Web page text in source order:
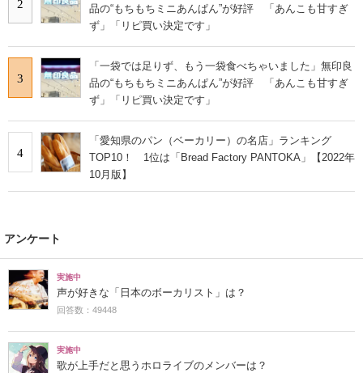
2
品の“もちもちミニあんぱん”が好評 「あんこも甘すぎ
ず」「リピ買い決定です」
3
「一袋では足りず、もう一袋食べちゃいました」無印良
品の“もちもちミニあんぱん”が好評 「あんこも甘すぎ
ず」「リピ買い決定です」
4
「愛知県のパン（ベーカリー）の名店」ランキング
TOP10！ 1位は「Bread Factory PANTOKA」【2022年
10月版】
アンケート
実施中
声が好きな「日本のボーカリスト」は？
回答数：49448
実施中
歌が上手だと思うホロライブのメンバーは？